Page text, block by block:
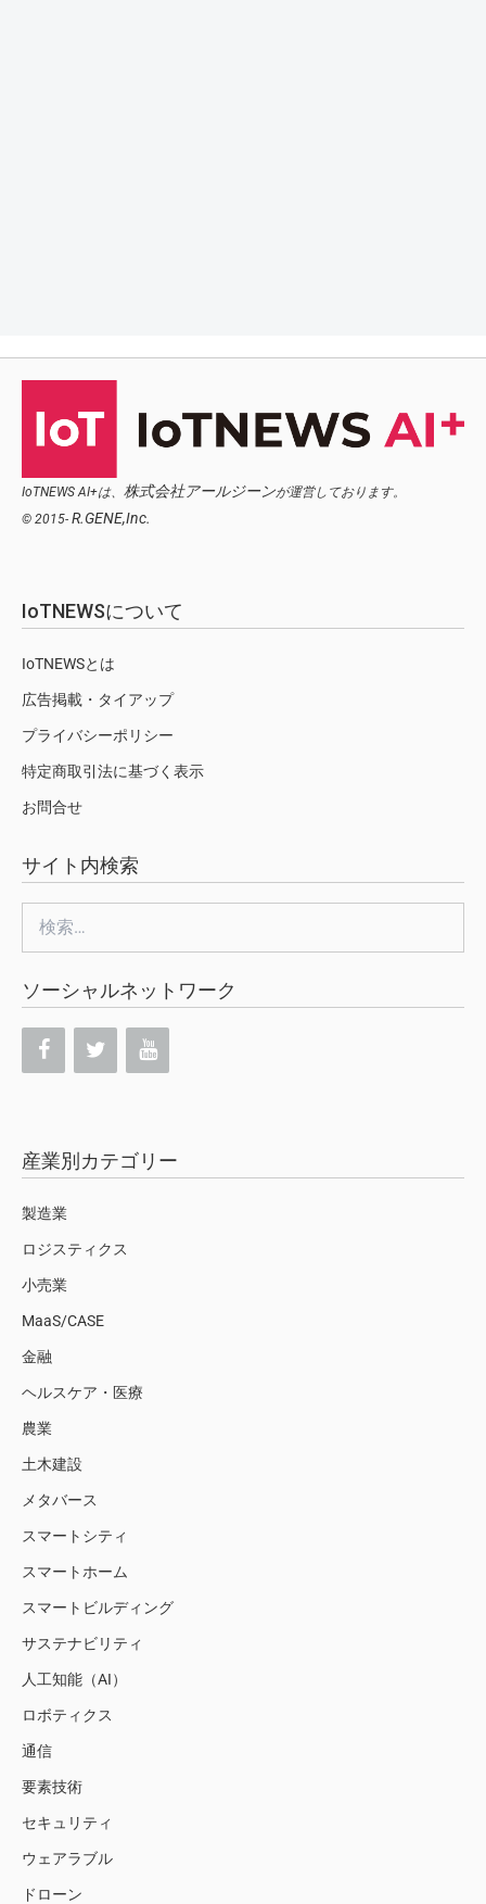
IoTNEWS AI+は、 株式会社アールジーンが運営しております。
© 2015- R.GENE,Inc.
IoTNEWSについて
IoTNEWSとは
広告掲載・タイアップ
プライバシーポリシー
特定商取引法に基づく表示
お問合せ
サイト内検索
索:
ソーシャルネットワーク
産業別カテゴリー
製造業
ロジスティクス
小売業
MaaS/CASE
金融
ヘルスケア・医療
農業
土木建設
メタバース
スマートシティ
スマートホーム
スマートビルディング
サステナビリティ
人工知能（AI）
ロボティクス
通信
要素技術
セキュリティ
ウェアラブル
ドローン